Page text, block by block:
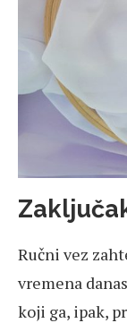
Ručni vez
vremena
koji ga, ipak,